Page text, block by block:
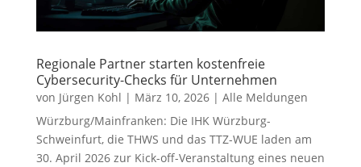
Regionale Partner starten kostenfreie
Cybersecurity-Checks für Unternehmen
von Jürgen Kohl | März 10, 2026| Alle Meldungen
Würzburg/Mainfranken: Die IHK Würzburg-
Schweinfurt, die THWS und das TTZ-WUE laden am
30. April 2026 zur Kick-off-Veranstaltung eines neuen